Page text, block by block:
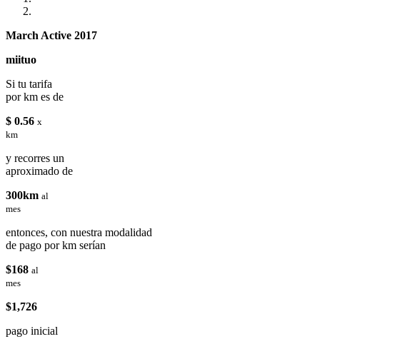
March Active 2017
miituo
Si tu tarifa
por km es de
$ 0.56 x
km
y recorres un
aproximado de
300km al
mes
entonces, con nuestra modalidad
de pago por km serían
$168 al
mes
$1,726
pago inicial